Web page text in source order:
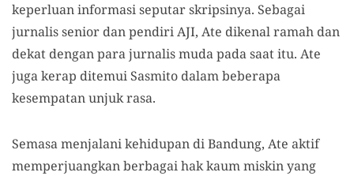
keperluan informasi seputar skripsinya. Sebagai
jurnalis senior dan pendiri AJI, Ate dikenal ramah dan
dekat dengan para jurnalis muda pada saat itu. Ate
juga kerap ditemui Sasmito dalam beberapa
kesempatan unjuk rasa.
Semasa menjalani kehidupan di Bandung, Ate aktif
memperjuangkan berbagai hak kaum miskin yang